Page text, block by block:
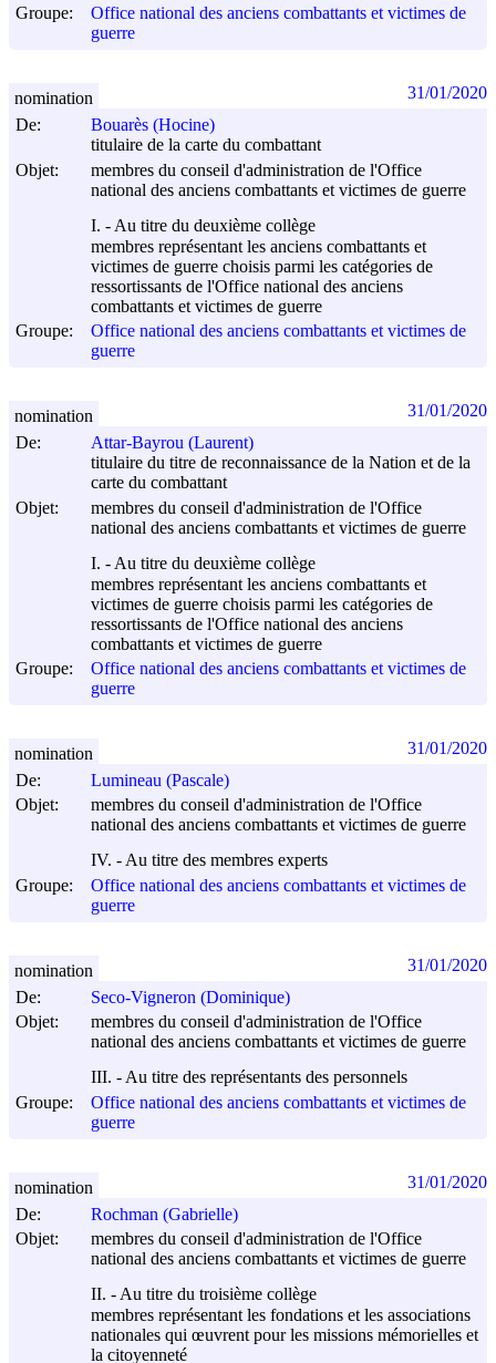
Groupe:
Office national des anciens combattants et victimes de
guerre
De:
Bouarès (Hocine)
titulaire de la carte du combattant
Objet:
membres du conseil d'administration de l'Office
national des anciens combattants et victimes de guerre
I. - Au titre du deuxième collège
membres représentant les anciens combattants et
victimes de guerre choisis parmi les catégories de
ressortissants de l'Office national des anciens
combattants et victimes de guerre
Groupe:
Office national des anciens combattants et victimes de
guerre
nomination 31/01/2020
De:
Attar-Bayrou (Laurent)
titulaire du titre de reconnaissance de la Nation et de la
carte du combattant
Objet:
membres du conseil d'administration de l'Office
national des anciens combattants et victimes de guerre
I. - Au titre du deuxième collège
membres représentant les anciens combattants et
victimes de guerre choisis parmi les catégories de
ressortissants de l'Office national des anciens
combattants et victimes de guerre
Groupe:
Office national des anciens combattants et victimes de
guerre
nomination 31/01/2020
De:
Lumineau (Pascale)
Objet:
membres du conseil d'administration de l'Office
national des anciens combattants et victimes de guerre
IV. - Au titre des membres experts
Groupe:
Office national des anciens combattants et victimes de
guerre
nomination 31/01/2020
De:
Seco-Vigneron (Dominique)
Objet:
membres du conseil d'administration de l'Office
national des anciens combattants et victimes de guerre
III. - Au titre des représentants des personnels
Groupe:
Office national des anciens combattants et victimes de
guerre
nomination 31/01/2020
De:
Rochman (Gabrielle)
Objet:
membres du conseil d'administration de l'Office
national des anciens combattants et victimes de guerre
II. - Au titre du troisième collège
membres représentant les fondations et les associations
nationales qui œuvrent pour les missions mémorielles et
la citoyenneté
nomination 31/01/2020